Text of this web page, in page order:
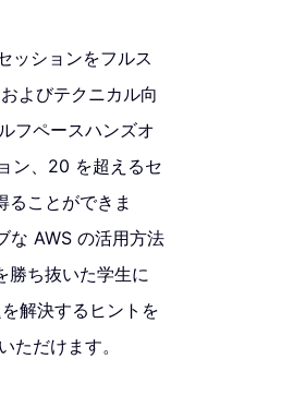
ッションをフルス
よびテクニカル向
フペースハンズオ
ン、20 を超えるセ
ことができま
な AWS の活用方法
勝ち抜いた学生に
解決するヒントを
だけます。